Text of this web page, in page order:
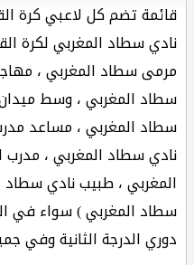
قائمة تضم كل لاعبي كرة
نادي سطاد المغربي لكرة
مرمى سطاد المغربي ،
سطاد المغربي ، وسط
سطاد المغربي ، مساعد
نادي سطاد المغربي ، مدرب
المغربي ، طبيب نادي سطاد
سطاد المغربي ) سواء في
دوري الدرجة الثانية وفي